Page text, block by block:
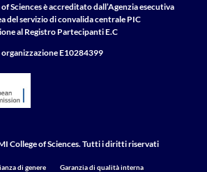
of Sciences è accreditato dall’Agenzia esecutiva
del servizio di convalida centrale PIC
al Registro Partecipanti E.C
organizzazione E10284399
College of Sciences. Tutti i diritti riservati
di genere Garanzia di qualità interna